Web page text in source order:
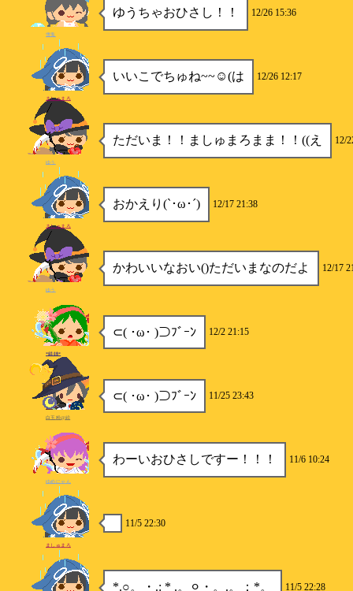
ゆうちゃおひさし！！ 12/26 15:36
雪兎
いいこでちゅね~~☺️(は 12/26 12:17
ましゅまろ
ただいま！！ましゅまろまま！！((え 12/
ゆう
おかえり(`･ω･´) 12/17 21:38
ましゅまろ
かわいいなおい()ただいまなのだよ 12/17
ゆう
⊂( ･ω･ )⊃ﾌﾞｰﾝ 12/2 21:15
*錆姉*
⊂( ･ω･ )⊃ﾌﾞｰﾝ 11/25 23:43
白玉粉@絵
わーいおひさしですー！！！ 11/6 10:24
ゆめにゃん
11/5 22:30
ましゅまろ
*.○。・.: * .。⚪︎・。.。：*。 11/5 22:28